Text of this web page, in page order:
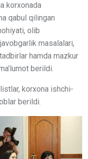
korxonada
qabul qilingan
olib
masalalari,
hamda mazkur
berildi.
korxona ishchi-
berildi.